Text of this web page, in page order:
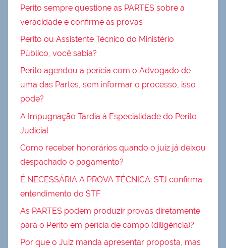
Perito sempre questione as PARTES sobre a
veracidade e confirme as provas
Perito ou Assistente Técnico do Ministério
Público, você sabia?
Perito agendou a perícia com o Advogado de
uma das Partes, sem informar o processo, isso
pode?
A Impugnação Tardia à Especialidade do Perito
Judicial
Como receber honorários quando o juiz já deixou
despachado o pagamento?
É NECESSÁRIA A PROVA TÉCNICA: STJ confirma
entendimento do STF
As PARTES podem produzir provas diretamente
para o Perito em perícia de campo (diligência)?
Por que o Juiz manda apresentar proposta, mas